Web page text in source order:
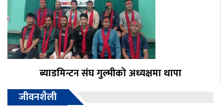
ब्याडमिन्टन संघ गुल्मीको अध्यक्षमा थापा
जीवनशैली